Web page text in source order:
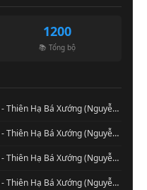
1200
📚 Tổng bộ
[Free] Truyện audio: Ma Thổi Đèn - Thiên Hạ Bá Xướng (Nguyễn Thành đọc-Quyển 08)
[Free] Truyện audio: Ma Thổi Đèn - Thiên Hạ Bá Xướng (Nguyễn Thành đọc-Quyển 07)
[Free] Truyện audio: Ma Thổi Đèn - Thiên Hạ Bá Xướng (Nguyễn Thành đọc-Quyển 06)
[Free] Truyện audio: Ma Thổi Đèn - Thiên Hạ Bá Xướng (Nguyễn Thành đọc-Quyển 05)